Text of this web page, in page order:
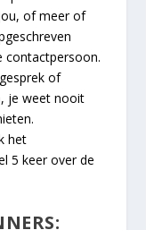
of meer of
contactpersoon.
of
je weet nooit
het
5 keer over de